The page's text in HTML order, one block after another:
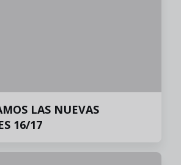
LAS NUEVAS
16/17